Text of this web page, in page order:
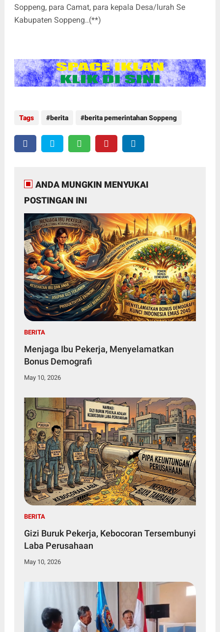
Soppeng, para Camat, para kepala Desa/lurah Se
Kabupaten Soppeng..(**)
Tags berita berita pemerintahan Soppeng
ANDA MUNGKIN MENYUKAI
POSTINGAN INI
BERITA
Menjaga Ibu Pekerja, Menyelamatkan
Bonus Demografi
May 10, 2026
BERITA
Gizi Buruk Pekerja, Kebocoran Tersembunyi
Laba Perusahaan
May 10, 2026